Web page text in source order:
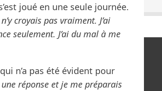
joué en une seule journée.
croyais pas vraiment. J’ai
seulement. J’ai du mal à me
n’a pas été évident pour
réponse et je me préparais